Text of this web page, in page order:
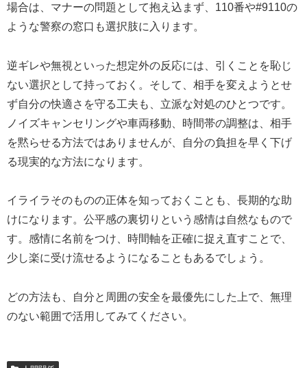
場合は、マナーの問題として抱え込まず、110番や#9110の
ような警察の窓口も選択肢に入ります。
逆ギレや無視といった想定外の反応には、引くことを恥じ
ない選択として持っておく。そして、相手を変えようとせ
ず自分の快適さを守る工夫も、立派な対処のひとつです。
ノイズキャンセリングや車両移動、時間帯の調整は、相手
を黙らせる方法ではありませんが、自分の負担を早く下げ
る現実的な方法になります。
イライラそのものの正体を知っておくことも、長期的な助
けになります。公平感の裏切りという感情は自然なもので
す。感情に名前をつけ、時間軸を正確に捉え直すことで、
少し楽に受け流せるようになることもあるでしょう。
どの方法も、自分と周囲の安全を最優先にした上で、無理
のない範囲で活用してみてください。